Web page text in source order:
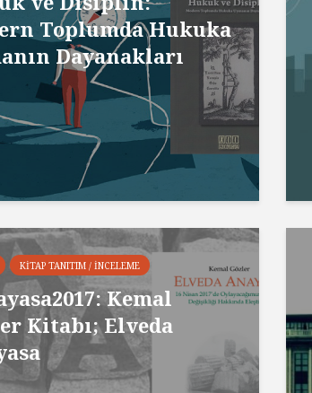
Toplumda Hukuka
Dayanakları
KITAP TANITIM / İNCELEME
Kemal
Kitabı; Elveda